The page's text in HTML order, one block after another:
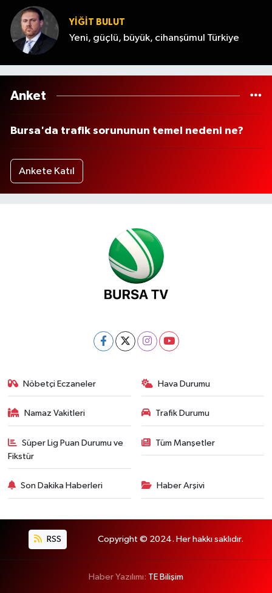
YİĞİT BULUT
Yeni, güçlü, büyük, cihanşümul Türkiye
Anket
Bursa'da trafik sorununun temel nedeni ne?
Ankete Katıl
Nöbetçi Eczaneler Hava Durumu
Namaz Vakitleri Trafik Durumu
Süper Lig Puan Durumu ve
Fikstür
Tüm Manşetler
Son Dakika Haberleri Haber Arşivi
RSS Copyright © 2024. Her hakkı saklıdır.
Haber Yazılımı: TE Bilişim